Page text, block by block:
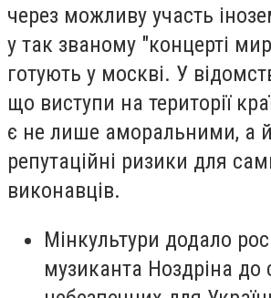
через можливу участь
у так званому "концерті
готують у москві. У
що виступи на території
є не лише аморальними, а
репутаційні ризики для
виконавців.
Мінкультури додало
музиканта Ноздріна до